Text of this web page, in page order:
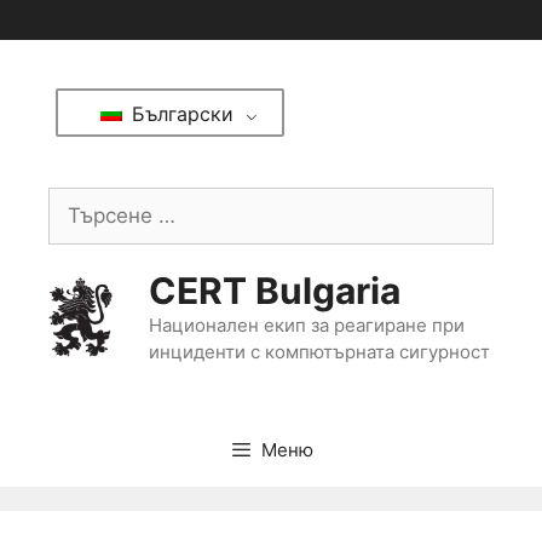
Български
CERT Bulgaria
Национален екип за реагиране при
инциденти с компютърната сигурност
Меню